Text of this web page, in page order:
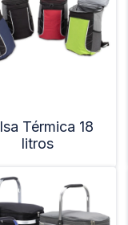
Térmica 18
litros